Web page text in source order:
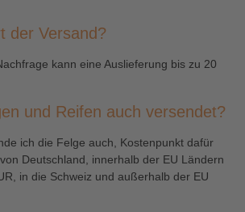
der Versand?
kann eine Auslieferung bis zu 20
und Reifen auch versendet?
ich die Felge auch, Kostenpunkt dafür
Deutschland, innerhalb der EU Ländern
in die Schweiz und außerhalb der EU